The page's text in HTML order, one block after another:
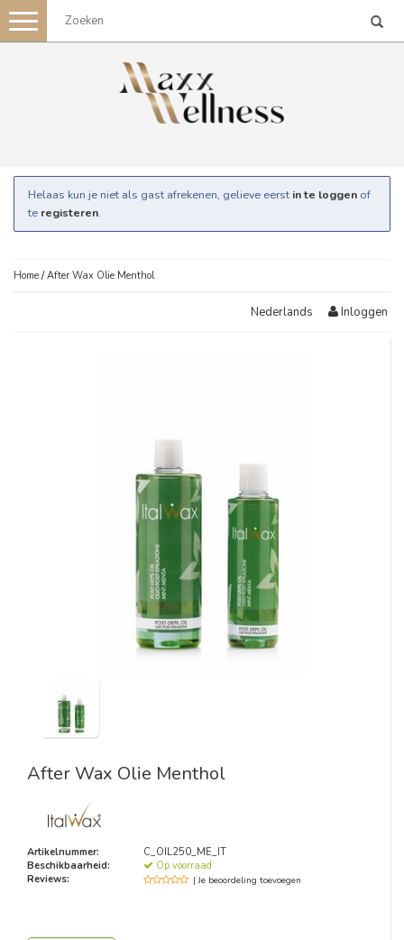
Toggle
navigation
Helaas kun je niet als gast afrekenen, gelieve eerst in te loggen of
te registeren.
Home /After Wax Olie Menthol
Nederlands Inloggen
After Wax Olie Menthol
Artikelnummer:
C_OIL250_ME_IT
Beschikbaarheid:
Op voorraad
Reviews:
| Je beoordeling toevoegen